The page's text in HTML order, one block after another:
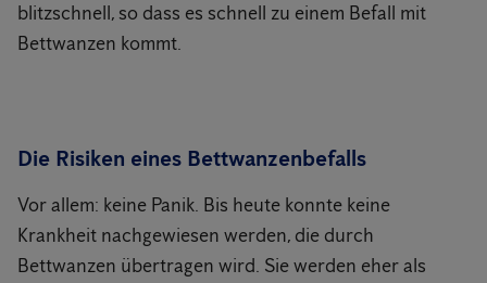
blitzschnell, so dass es schnell zu einem Befall mit
Bettwanzen kommt.
Die Risiken eines Bettwanzenbefalls
Vor allem: keine Panik. Bis heute konnte keine
Krankheit nachgewiesen werden, die durch
Bettwanzen übertragen wird. Sie werden eher als